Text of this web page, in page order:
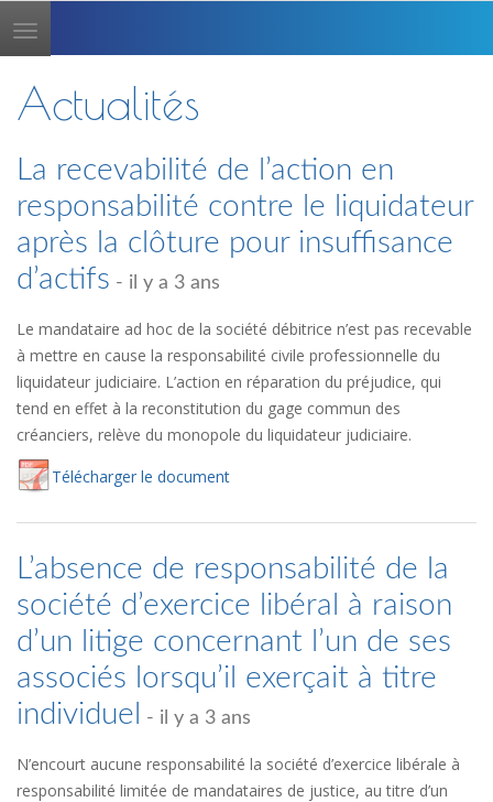
Toggle
navigation
Actualités
La recevabilité de l’action en
responsabilité contre le liquidateur
après la clôture pour insuffisance
d’actifs - il y a 3 ans
Le mandataire ad hoc de la société débitrice n’est pas recevable
à mettre en cause la responsabilité civile professionnelle du
liquidateur judiciaire. L’action en réparation du préjudice, qui
tend en effet à la reconstitution du gage commun des
créanciers, relève du monopole du liquidateur judiciaire.
Télécharger le document
L’absence de responsabilité de la
société d’exercice libéral à raison
d’un litige concernant l’un de ses
associés lorsqu’il exerçait à titre
individuel
- il y a 3 ans
N’encourt aucune responsabilité la société d’exercice libérale à
responsabilité limitée de mandataires de justice, au titre d’un